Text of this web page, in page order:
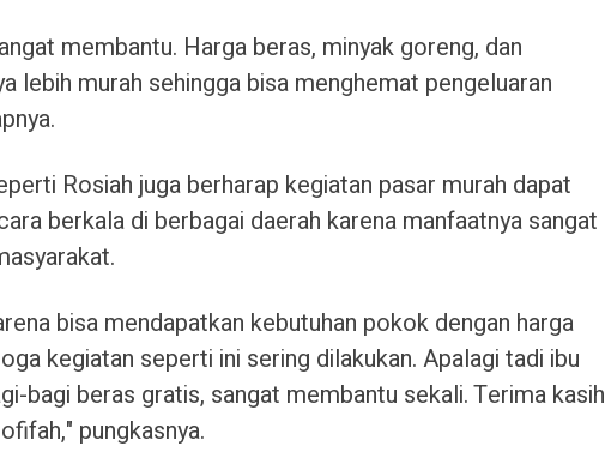
membantu. Harga beras, minyak goreng, dan
lebih murah sehingga bisa menghemat pengeluaran
Rosiah juga berharap kegiatan pasar murah dapat
berkala di berbagai daerah karena manfaatnya sangat
bisa mendapatkan kebutuhan pokok dengan harga
kegiatan seperti ini sering dilakukan. Apalagi tadi ibu
bagi beras gratis, sangat membantu sekali. Terima kasih
pungkasnya.